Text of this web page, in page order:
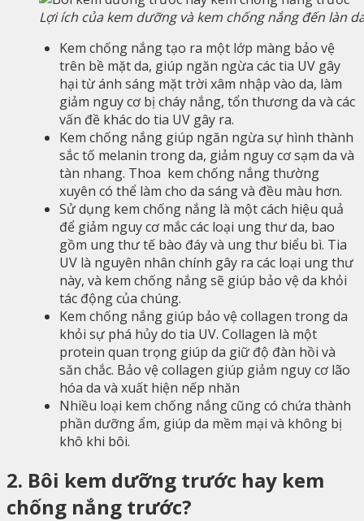
Lợi ích của kem dưỡng và kem chống nắng đến làn
Kem chống nắng tạo ra một lớp màng bảo vệ
trên bề mặt da, giúp ngăn ngừa các tia UV gây
hại từ ánh sáng mặt trời xâm nhập vào da, làm
giảm nguy cơ bị cháy nắng, tổn thương da và các
vấn đề khác do tia UV gây ra.
Kem chống nắng giúp ngăn ngừa sự hình thành
sắc tố melanin trong da, giảm nguy cơ sạm da và
tàn nhang. Thoa kem chống nắng thường
xuyên có thể làm cho da sáng và đều màu hơn.
Sử dụng kem chống nắng là một cách hiệu quả
để giảm nguy cơ mắc các loại ung thư da, bao
gồm ung thư tế bào đáy và ung thư biểu bì. Tia
UV là nguyên nhân chính gây ra các loại ung thư
này, và kem chống nắng sẽ giúp bảo vệ da khỏi
tác động của chúng.
Kem chống nắng giúp bảo vệ collagen trong da
khỏi sự phá hủy do tia UV. Collagen là một
protein quan trọng giúp da giữ độ đàn hồi và
săn chắc. Bảo vệ collagen giúp giảm nguy cơ lão
hóa da và xuất hiện nếp nhăn
Nhiều loại kem chống nắng cũng có chứa thành
phần dưỡng ẩm, giúp da mềm mại và không bị
khô khi bôi.
2. Bôi kem dưỡng trước hay kem
chống nắng trước?